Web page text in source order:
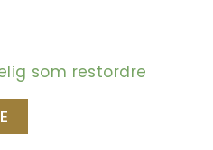
som restordre